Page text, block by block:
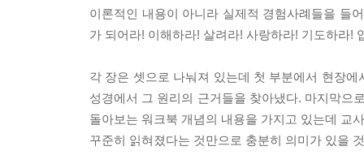
이론적인 내용이 아니라 실제적 경험사례들을 들
가 되어라! 이해하라! 살려라! 사랑하라! 기도하라!
각 장은 셋으로 나눠져 있는데 첫 부분에서 현장
성경에서 그 원리의 근거들을 찾아냈다. 마지막으
돌아보는 워크북 개념의 내용을 가지고 있는데 교
꾸준히 읽혀졌다는 것만으로 충분히 의미가 있을